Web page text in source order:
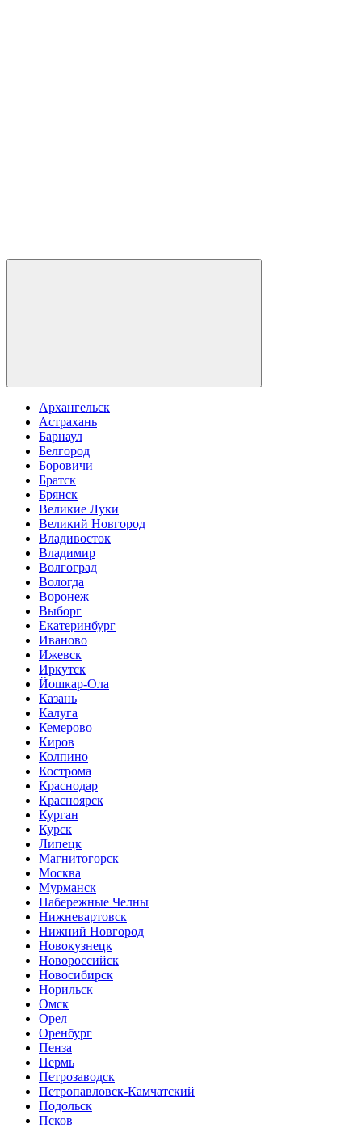
Архангельск
Астрахань
Барнаул
Белгород
Боровичи
Братск
Брянск
Великие Луки
Великий Новгород
Владивосток
Владимир
Волгоград
Вологда
Воронеж
Выборг
Екатеринбург
Иваново
Ижевск
Иркутск
Йошкар-Ола
Казань
Калуга
Кемерово
Киров
Колпино
Кострома
Краснодар
Красноярск
Курган
Курск
Липецк
Магнитогорск
Москва
Мурманск
Набережные Челны
Нижневартовск
Нижний Новгород
Новокузнецк
Новороссийск
Новосибирск
Норильск
Омск
Орел
Оренбург
Пенза
Пермь
Петрозаводск
Петропавловск-Камчатский
Подольск
Псков